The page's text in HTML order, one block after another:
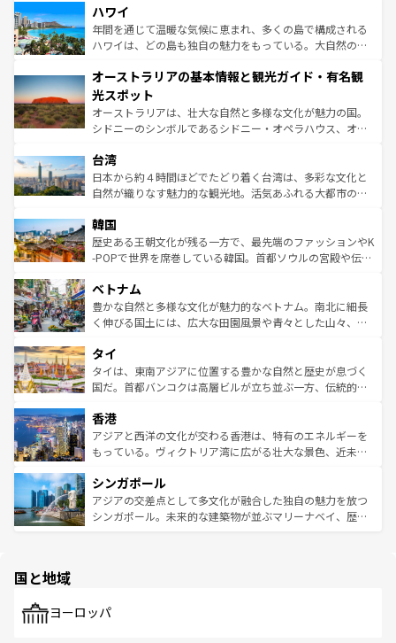
着のスイス情報は
のような巨大都市は、観光、ショッピング、エンターテイ
ンメントが詰まった刺激的なスポットだ。一方、アメリカ
西部には大自然が広がり、グランドキャニオンやイエロー
部のニューオーリンズでは、音楽と美食が融合した独特の
文化が魅力。旅行者はアメリカの各地域で異なる魅力を楽
しみながら、その多様性と豊かな歴史を感じることができ
るだろう。車でのロードトリップや列車の旅も、アメリカ
情報は
ハワイ
年間を通じて温暖な気候に恵まれ、多くの島で構成される
ハワイは、どの島も独自の魅力をもっている。大自然の神
ワイ島は見逃せない。また、定番の観光地といえばオアフ
島だが、静かな自然を求めるならマウイ島やカウアイ島が
おすすめ。エメラルドグリーンに輝く海をはじめ、豊かな
文化や歴史が息づいている。「アロハスピリット」と呼ば
人々、おいしいローカルフードやハワイアンミュージッ
ク、伝統的なフラダンスなど、すべてがハワイの魅力を彩
っている。訪れるたびに新しい発見と感動が待っているハ
はコンテンツ一覧
オーストラリアの基本情報と観光ガイド・有名観
光スポット
オーストラリアは、壮大な自然と多様な文化が魅力の国。
シドニーのシンボルであるシドニー・オペラハウス、オー
リアリーフや大陸中央部にそびえるウルル（エアーズロッ
ク）、タスマニアの美しい原生林やケアンズの熱帯雨林な
ど、見どころがたくさん。また、カフェやワイン、オージ
いる。アクティビティも充実しており、サーフィンやダイ
ビング、ハイキングなど、アウトドア好きにはたまらな
い。オーストラリアの多彩な魅力を存分に味わいつくそ
参照してほしい。
台湾
日本から約４時間ほどでたどり着く台湾は、多彩な文化と
自然が織りなす魅力的な観光地。活気あふれる大都市の台
ン）、静ひつな山岳地帯である台湾東部など、都市の喧騒
と山間の静けさが共存しており、訪れる人に新しい発見と
驚きをもたらしてくれる。また、奥深い台湾の食文化も魅
容にもいいと評判のスイーツなど、バラエティ豊かな料理
が味わえる。 なお、新着の台湾情報は コンテンツ一覧を参
照してほしい。
韓国
歴史ある王朝文化が残る一方で、最先端のファッションやK
-POPで世界を席巻している韓国。首都ソウルの宮殿や伝統
き、地方に足を延ばせば四季折々の自然美を楽しむことが
できる。そして、キムチや焼肉、絶品のストリートフード
まで、さまざまな韓国料理が待っている。夜には、韓国な
リティに包まれながら、韓国の多彩な魅力を心ゆくまで味
わってみてほしい。 なお、新着の韓国情報はコンテンツ一
覧を参照してほしい。
ベトナム
豊かな自然と多様な文化が魅力的なベトナム。南北に細長
く伸びる国土には、広大な田園風景や青々とした山々、世
急速な発展と共に伝統が息づく。ハノイの古い町並みやホ
ーチミン市のフランス統治時代の建物も、独特の雰囲気を
醸し出している。また、バラエティの豊かさとおいしさで
とつ。フォーやバインミー、ベトナムコーヒーなどは、ぜ
ひ現地で味わいたい。どの地域を訪れてもあたたかい人々
が旅行者を迎えてくれるので、きっと忘れられない旅にな
参照してほしい。
タイ
タイは、東南アジアに位置する豊かな自然と歴史が息づく
国だ。首都バンコクは高層ビルが立ち並ぶ一方、伝統的な
の活気が交差している。北部ではチェンマイなどの山岳地
帯で自然と触れ合い、南部ではプーケットやクラビの美し
いビーチでリゾート気分を楽しむことができる。タイ料理
激する。気候は一年中温暖で、どの季節にも異なる楽しみ
が待っている。親しみやすいタイの人々、仏教を中心とし
た文化、そして多様な観光資源が、訪れる旅人を魅了し続
香港
アジアと西洋の文化が交わる香港は、特有のエネルギーを
もっている。ヴィクトリア湾に広がる壮大な景色、近未来
み、どこを訪れても感動するはず。観光スポットが密集し
ており、効率よく見どころを回れるのも魅力。息をのむよ
うな絶景から文化的な体験まで、香港を存分に楽しみ尽く
シンガポール
アジアの交差点として多文化が融合した独自の魅力を放つ
シンガポール。未来的な建築物が並ぶマリーナベイ、歴史
で、ホーカーズは地元の風情を楽しめる外せないスポット
国と地域
ヨーロッパ